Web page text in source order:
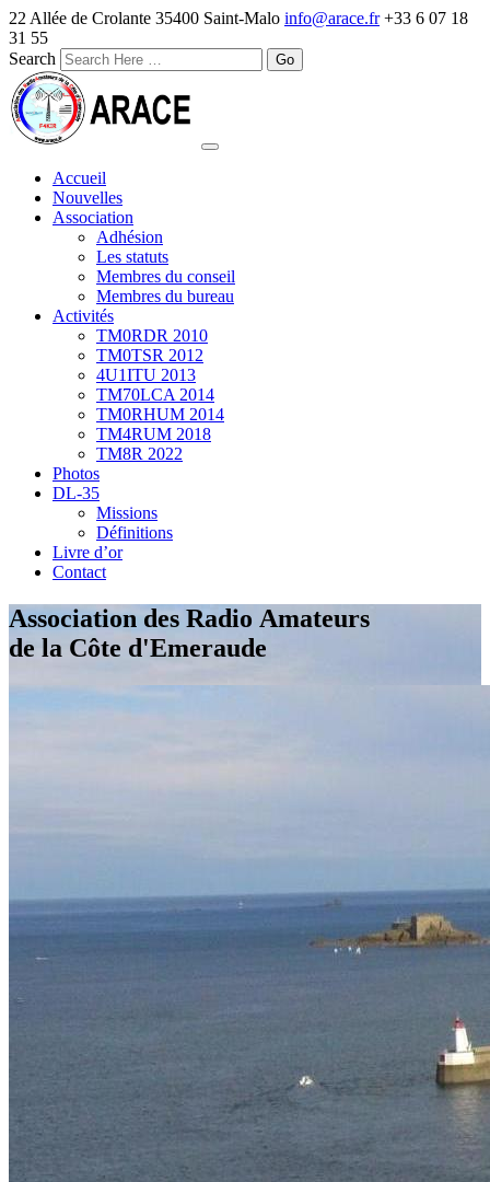
22 Allée de Crolante 35400 Saint-Malo info@arace.fr +33 6 07 18
31 55
Search
Accueil
Nouvelles
Association
Adhésion
Les statuts
Membres du conseil
Membres du bureau
Activités
TM0RDR 2010
TM0TSR 2012
4U1ITU 2013
TM70LCA 2014
TM0RHUM 2014
TM4RUM 2018
TM8R 2022
Photos
DL-35
Missions
Définitions
Livre d’or
Contact
Association des Radio Amateurs
de la Côte d'Emeraude